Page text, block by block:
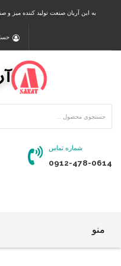
به این آریان صنعت تولید کننده میز و
شماره تماس
0912-478-0614
منو